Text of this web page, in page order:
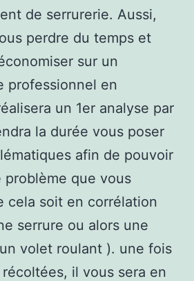
de serrurerie. Aussi,
perdre du temps et
sur un
professionnel en
un 1er analyse par
la durée vous poser
afin de pouvoir
problème que vous
cela soit en corrélation
serrure ou alors une
volet roulant ). une fois
il vous sera en